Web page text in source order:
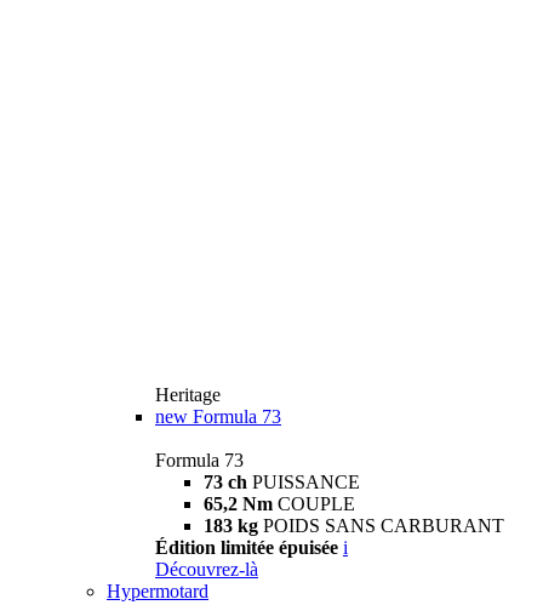
Heritage
new Formula 73
Formula 73
73 ch PUISSANCE
65,2 Nm COUPLE
183 kg POIDS SANS CARBURANT
Édition limitée épuisée i
Découvrez-là
Hypermotard